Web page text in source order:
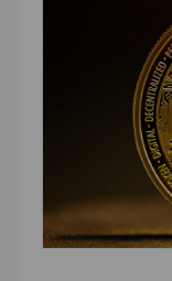
Bedrijf aanmelden